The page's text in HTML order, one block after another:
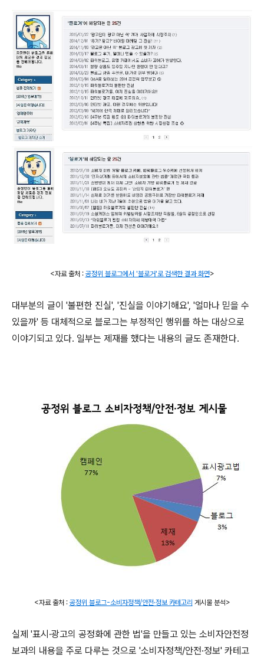
<자료 출처 : 공정위 블로그에서 '블로거'로 검색한 결과 화면>
대부분의 글이 '불편한 진실', '진실을 이야기해요', '얼마나 믿을 수
있을까' 등 대체적으로 블로그는 부정적인 행위를 하는 대상으로
이야기되고 있다. 일부는 제재를 했다는 내용의 글도 존재한다.
<자료 출처 : 공정위 블로그-소비자정책/안전·정보 카테고리 게시물 분석>
실제 '표시·광고의 공정화에 관한 법'을 만들고 있는 소비자안전정
보과의 내용을 주로 다루는 것으로 '소비자정책/안전·정보' 카테고